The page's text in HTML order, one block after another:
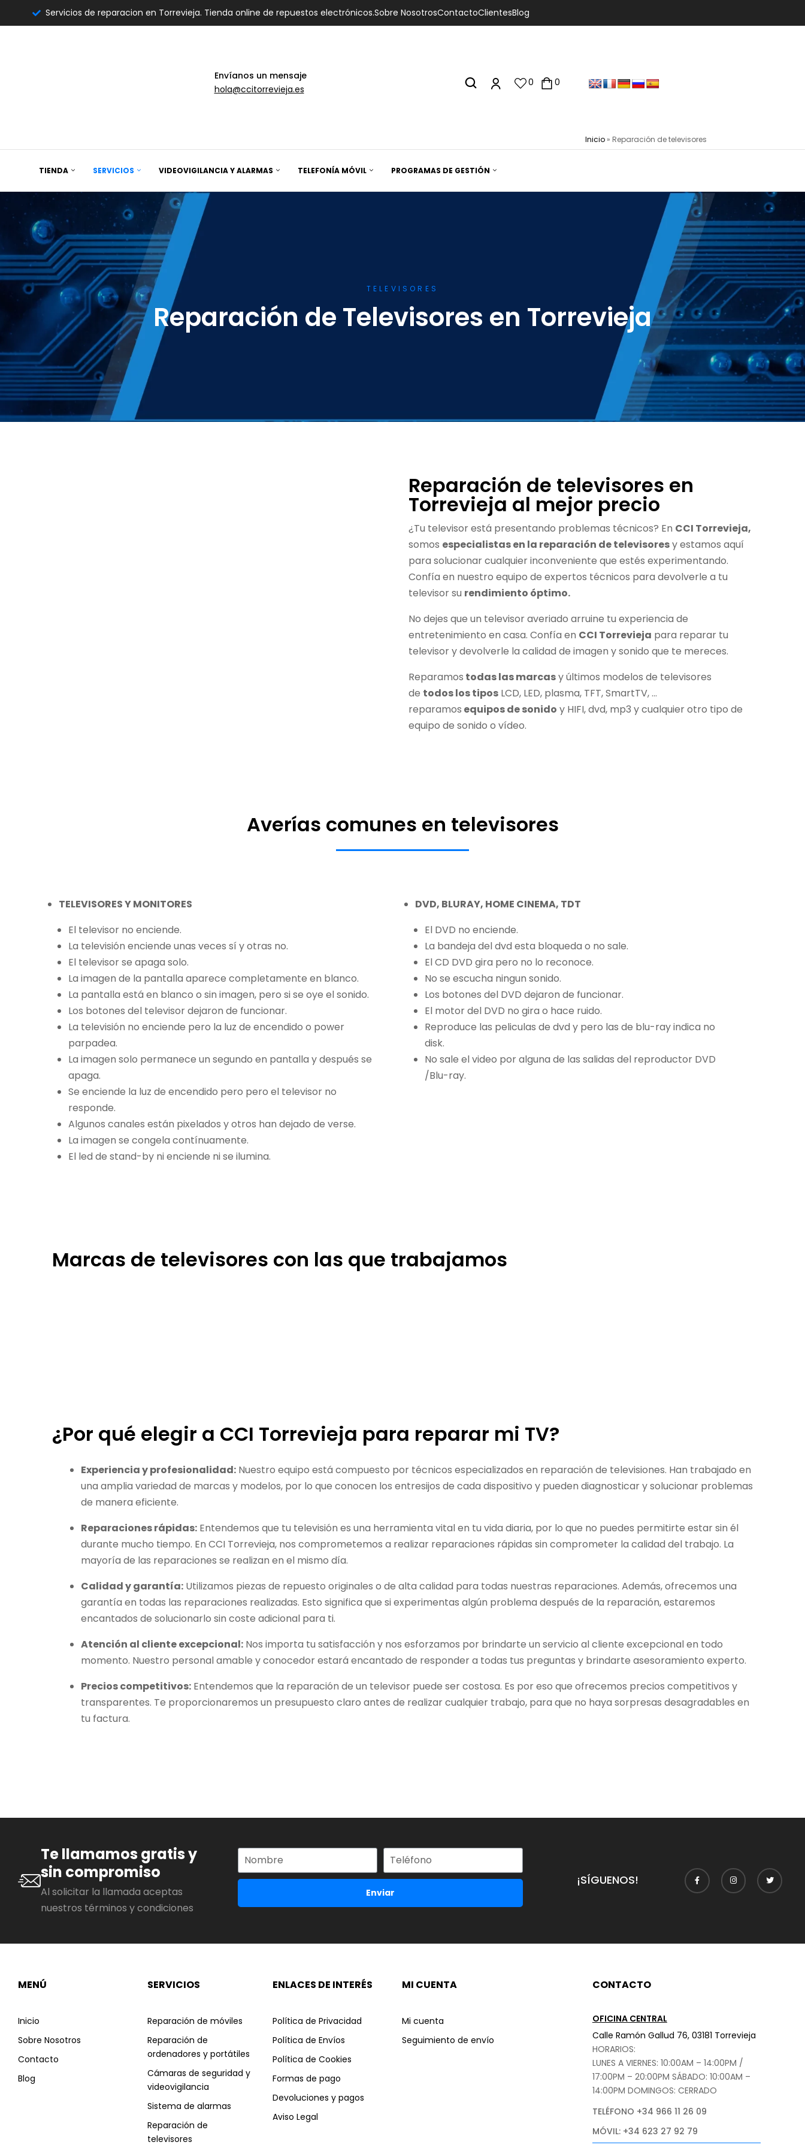
Servicios de reparacion en Torrevieja. Tienda online de repuestos electrónicos.Sobre NosotrosContactoClientesBlog
Envíanos un mensaje
hola@ccitorrevieja.es
0 0
Inicio » Reparación de televisores
TIENDA SERVICIOS VIDEOVIGILANCIA Y ALARMAS TELEFONÍA MÓVIL PROGRAMAS DE GESTIÓN
TELEVISORES
Reparación de Televisores en Torrevieja
Reparación de televisores en
Torrevieja al mejor precio
¿Tu televisor está presentando problemas técnicos? En CCI Torrevieja,
somos especialistas en la reparación de televisoresy estamos aquí
para solucionar cualquier inconveniente que estés experimentando.
Confía en nuestro equipo de expertos técnicos para devolverle a tu
televisor su rendimiento óptimo.
No dejes que un televisor averiado arruine tu experiencia de
entretenimiento en casa. Confía en CCI Torrevieja para reparar tu
televisor y devolverle la calidad de imagen y sonido que te mereces.
Reparamos todas las marcasy últimos modelos de televisores
de todos los tipos LCD, LED, plasma, TFT, SmartTV, …
reparamos equipos de sonido y HIFI, dvd, mp3 y cualquier otro tipo de
equipo de sonido o vídeo.
Averías comunes en televisores
TELEVISORES Y MONITORES
El televisor no enciende.
La televisión enciende unas veces sí y otras no.
El televisor se apaga solo.
La imagen de la pantalla aparece completamente en blanco.
La pantalla está en blanco o sin imagen, pero si se oye el sonido.
Los botones del televisor dejaron de funcionar.
La televisión no enciende pero la luz de encendido o power
parpadea.
La imagen solo permanece un segundo en pantalla y después se
apaga.
Se enciende la luz de encendido pero pero el televisor no
responde.
Algunos canales están pixelados y otros han dejado de verse.
La imagen se congela contínuamente.
El led de stand-by ni enciende ni se ilumina.
DVD, BLU­RAY, HOME CINEMA, TDT
El DVD no enciende.
La bandeja del dvd esta bloqueda o no sale.
El CD DVD gira pero no lo reconoce.
No se escucha ningun sonido.
Los botones del DVD dejaron de funcionar.
El motor del DVD no gira o hace ruido.
Reproduce las peliculas de dvd y pero las de blu-ray indica no
disk.
No sale el video por alguna de las salidas del reproductor DVD
/Blu-ray.
Marcas de televisores con las que trabajamos
¿Por qué elegir a CCI Torrevieja para reparar mi TV?
Experiencia y profesionalidad: Nuestro equipo está compuesto por técnicos especializados en reparación de televisiones. Han trabajado en
una amplia variedad de marcas y modelos, por lo que conocen los entresijos de cada dispositivo y pueden diagnosticar y solucionar problemas
de manera eficiente.
Reparaciones rápidas: Entendemos que tu televisión es una herramienta vital en tu vida diaria, por lo que no puedes permitirte estar sin él
durante mucho tiempo. En CCI Torrevieja, nos comprometemos a realizar reparaciones rápidas sin comprometer la calidad del trabajo. La
mayoría de las reparaciones se realizan en el mismo día.
Calidad y garantía: Utilizamos piezas de repuesto originales o de alta calidad para todas nuestras reparaciones. Además, ofrecemos una
garantía en todas las reparaciones realizadas. Esto significa que si experimentas algún problema después de la reparación, estaremos
encantados de solucionarlo sin coste adicional para ti.
Atención al cliente excepcional: Nos importa tu satisfacción y nos esforzamos por brindarte un servicio al cliente excepcional en todo
momento. Nuestro personal amable y conocedor estará encantado de responder a todas tus preguntas y brindarte asesoramiento experto.
Precios competitivos: Entendemos que la reparación de un televisor puede ser costosa. Es por eso que ofrecemos precios competitivos y
transparentes. Te proporcionaremos un presupuesto claro antes de realizar cualquier trabajo, para que no haya sorpresas desagradables en
tu factura.
Te llamamos gratis y
sin compromiso
Al solicitar la llamada aceptas
nuestros términos y condiciones
Enviar
¡SÍGUENOS!
MENÚ
Inicio
Sobre Nosotros
Contacto
Blog
SERVICIOS
Reparación de móviles
Reparación de
ordenadores y portátiles
Cámaras de seguridad y
videovigilancia
Sistema de alarmas
Reparación de
televisores
ENLACES DE INTERÉS
Política de Privacidad
Política de Envíos
Política de Cookies
Formas de pago
Devoluciones y pagos
Aviso Legal
MI CUENTA
Mi cuenta
Seguimiento de envío
CONTACTO
OFICINA CENTRAL
Calle Ramón Gallud 76, 03181 Torrevieja
HORARIOS:
LUNES A VIERNES: 10:00AM – 14:00PM /
17:00PM – 20:00PM SÁBADO: 10:00AM –
14:00PM DOMINGOS: CERRADO
TELÉFONO +34 966 11 26 09
MÓVIL: +34 623 27 92 79